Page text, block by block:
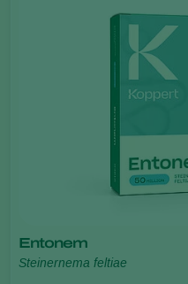
Entonem
Steinernema feltiae